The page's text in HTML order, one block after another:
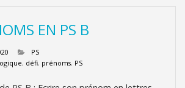
EN PS B
PS
, défi, prénoms, PS